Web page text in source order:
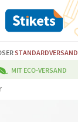
STANDARDVERSAND
MIT ECO-VERSAND